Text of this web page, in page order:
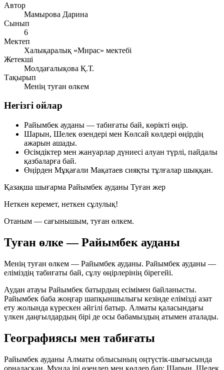
Автор
Мамырова Дарина
Сынып
6
Мектеп
Халықаралық «Мирас» мектебі
Жетекші
Молдағалықова Қ.Т.
Тақырып
Менің туған өлкем
Негізгі ойлар
Райымбек ауданы — табиғаты бай, көрікті өңір.
Шарын, Шелек өзендері мен Көлсай көлдері өңірдің
ажарын ашады.
Өсімдіктер мен жануарлар дүниесі алуан түрлі, пайдалы
қазбаларға бай.
Өңірден Мұқағали Мақатаев сияқты тұлғалар шыққан.
Қазақша шығарма Райымбек ауданы Туған жер
Неткен керемет, неткен сұлулық!
Отаным — сағынышым, туған өлкем.
Туған өлке — Райымбек ауданы
Менің туған өлкем — Райымбек ауданы. Райымбек ауданы —
еліміздің табиғаты бай, сұлу өңірлерінің бірегейі.
Аудан атауы Райымбек батырдың есімімен байланысты.
Райымбек баба жоңғар шапқыншылығы кезінде елімізді азат
ету жолында күрескен әйгілі батыр. Алматы қаласындағы
үлкен даңғылдардың бірі де осы бабамыздың атымен аталады.
Географиясы мен табиғаты
Райымбек ауданы Алматы облысының оңтүстік-шығысында
орналасқан. Мұнда ірі өзендер мен көлдер бар: Шарын, Шелек